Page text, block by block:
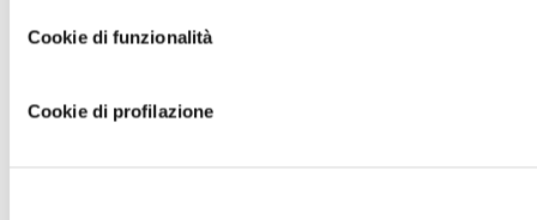
Cookie di funzionalità
Cookie di profilazione
Un grande classico in versione estiva: l’Iced Americano è la